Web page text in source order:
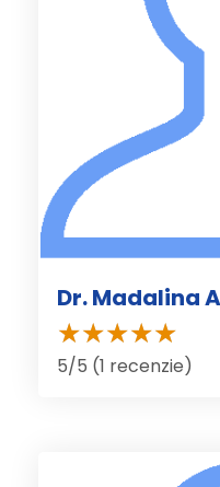
Dr. Madalina
5/5 (1 recenzie)